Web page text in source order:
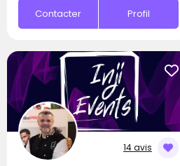
Contacter Profil
14 avis